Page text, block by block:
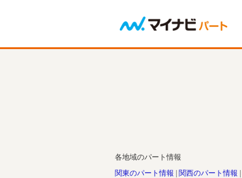
各地域のパート情報
関東のパート情報
関西のパート情報